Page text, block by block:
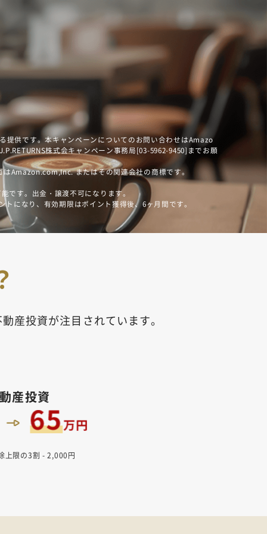
提供です。本キャンペーンについてのお問い合わせはAmazo
株式会キャンペーン事務局[03-5962-9450]までお願
Amazon.com,Inc. またはその関連会社の商標です。
です。出金・譲渡不可になります。
になり、有効期限はポイント獲得後、6ヶ月間です。
産投資が注目されています。
産投資
上限の3割 - 2,000円